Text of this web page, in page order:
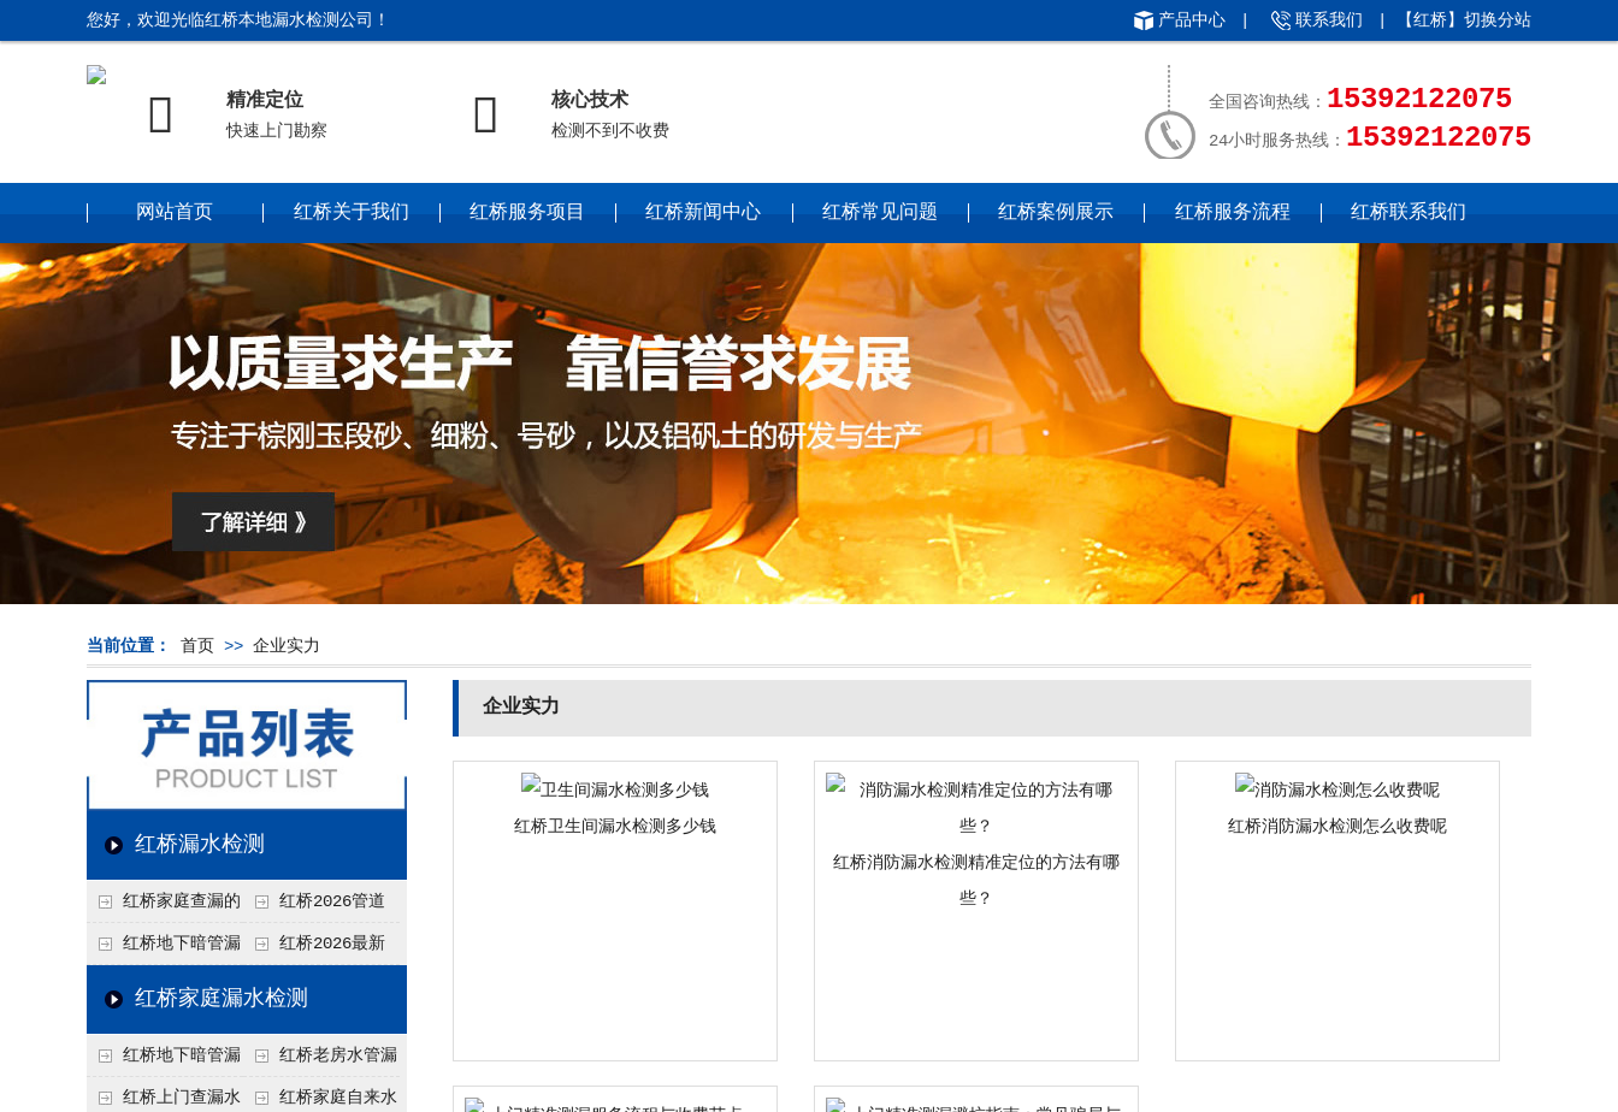
您好，欢迎光临红桥本地漏水检测公司！ 产品中心 联系我们 | 【红桥】 切换分站
 精准定位
快速上门勘察  核心技术
检测不到不收费
全国咨询热线： 15392122075
24小时服务热线： 15392122075
网站首页 红桥关于我们 红桥服务项目 红桥新闻中心 红桥常见问题 红桥案例展示 红桥服务流程 红桥联系我们
当前位置： 首页 >> 企业实力
红桥漏水检测
红桥家庭查漏的
实用小技巧
红桥2026管道
漏水维修价格表，按
材质、漏点类型精准
红桥地下暗管漏
水检测价格高？2026
巧
红桥2026最新
上门漏水检测价格
类报价一览
红桥家庭漏水检测
红桥地下暗管漏
水检测技术与价格关
红桥老房水管漏
水检测与维修价格20
红桥上门查漏水 红桥家庭自来水
企业实力
红桥卫生间漏水检测多少钱
红桥消防漏水检测精准定位的方法有哪
些？
红桥消防漏水检测怎么收费呢